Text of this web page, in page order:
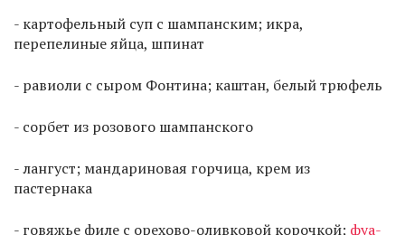
- картофельный суп с шампанским; икра,
перепелиные яйца, шпинат
- равиоли с сыром Фонтина; каштан, белый трюфель
- сорбет из розового шампанского
- лангуст; мандариновая горчица, крем из
пастернака
- говяжье филе с орехово-оливковой корочкой; фуа-